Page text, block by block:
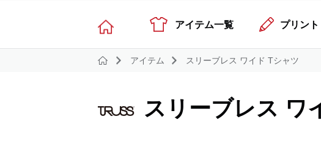
アイテム一覧 プリン
アイテム スリーブレス ワイド Tシャツ
スリーブレス ワ